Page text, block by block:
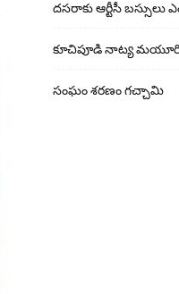
ద‌స‌రాకు ఆర్టీసీ బ‌స్సులు
కూచిపూడి నాట్య
సంఘం శరణం గచ్చామి